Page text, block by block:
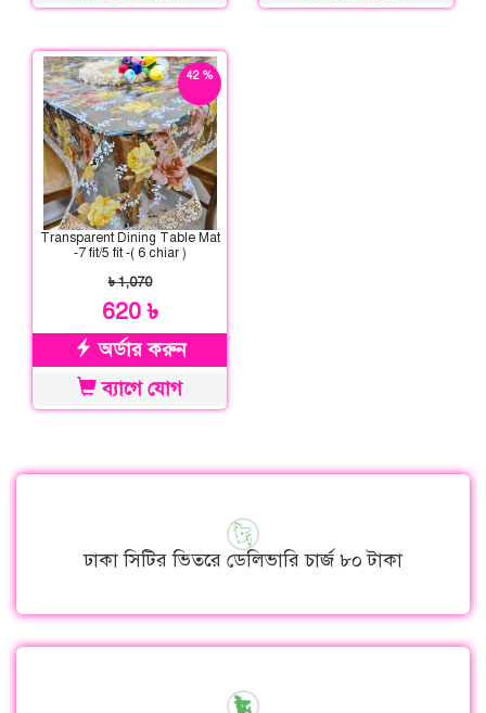
42 %
Transparent Dining Table Mat
-7 fit/5 fit -( 6 chiar )
৳ 1,070
620 ৳
অর্ডার করুন
ব্যাগে যোগ
ঢাকা সিটির ভিতরে ডেলিভারি চার্জ ৮০ টাকা